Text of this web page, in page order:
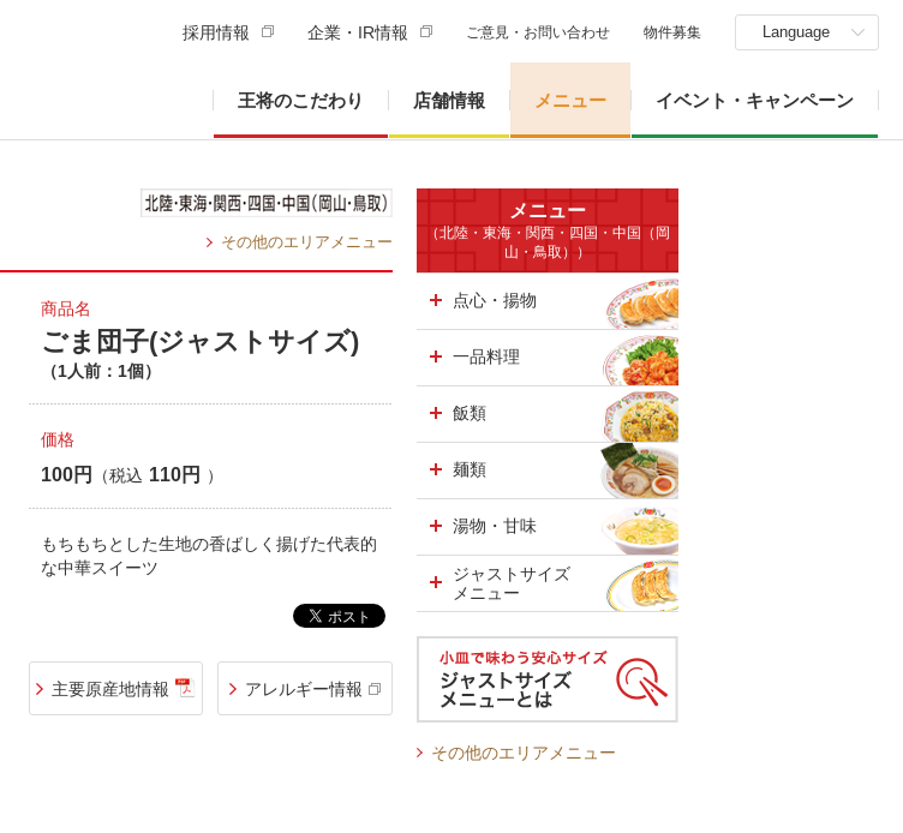
採用情報 企業・IR情報 ご意見・お問い合わせ 物件募集 Language
王将のこだわり 店舗情報 メニュー イベント・キャンペーン
その他のエリアメニュー
商品名
ごま団子(ジャストサイズ)
（1人前：1個）
価格
100円 （税込 110円 ）
もちもちとした生地の香ばしく揚げた代表的
な中華スイーツ
主要原産地情報 アレルギー情報
メニュー
（北陸・東海・関西・四国・中国（岡
山・鳥取））
点心・揚物
一品料理
飯類
麺類
湯物・甘味
ジャストサイズ
メニュー
その他のエリアメニュー